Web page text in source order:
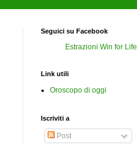
Seguici su Facebook
Estrazioni Win for Life
Link utili
Oroscopo di oggi
Iscriviti a
Post